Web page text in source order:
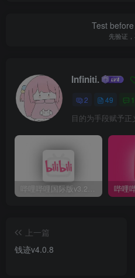
Test
先验证
Infiniti.
2 49 1
目的为手段赋予
哔哩哔哩国际版v3.20.1
上一篇
钱迹v4.0.8